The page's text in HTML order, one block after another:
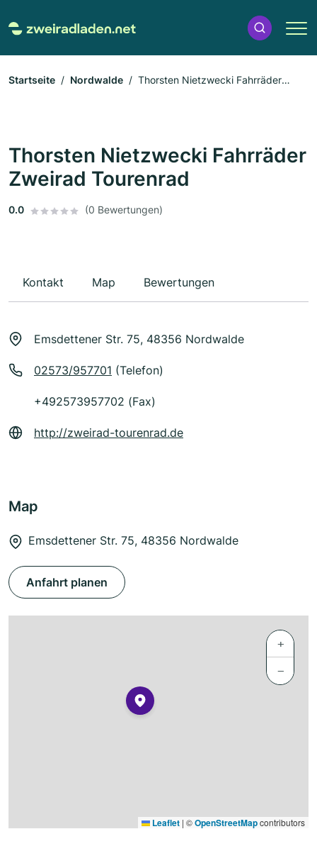
Startseite Nordwalde
Thorsten Nietzwecki Fahrräder
Thorsten Nietzwecki Fahrräder
Zweirad Tourenrad
0.0 (0 Bewertungen)
Kontakt Map Bewertungen
Emsdettener Str. 75, 48356 Nordwalde
02573/957701 (Telefon)
+492573957702 (Fax)
http://zweirad-tourenrad.de
Map
Emsdettener Str. 75, 48356 Nordwalde
Anfahrt planen
+
−
Leaflet | ©OpenStreetMapcontributors